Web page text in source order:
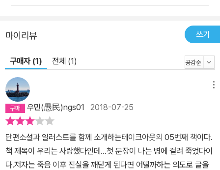
마이리뷰 쓰기
구매자 (1) 전체 (1)
우민(愚民)ngs01 2018-07-25
단편소설과 일러스트를 함께 소개하는테이크아웃의 05번째 책이다.
책 제목이 우리는 사랑했다인데...첫 문장이 나는 병에 걸려 죽었다이
다.저자는 죽음 이후 진실을 깨닫게 된다면 어떨까하는 의도로 글을